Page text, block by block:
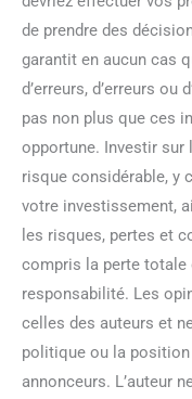
de prendre des
garantit en aucun cas
d’erreurs, d’erreurs
pas non plus que ces
opportune. Investir
risque considérable, y
votre investissement,
les risques, pertes et
compris la perte totale
responsabilité. Les
celles des auteurs et
politique ou la
annonceurs. L’auteur